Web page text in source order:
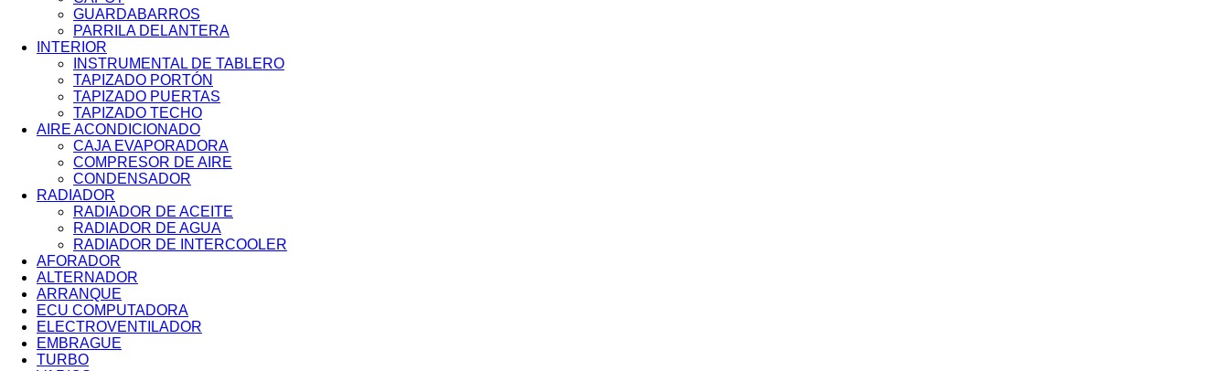
GUARDABARROS
PARRILA DELANTERA
INTERIOR
INSTRUMENTAL DE TABLERO
TAPIZADO PORTÓN
TAPIZADO PUERTAS
TAPIZADO TECHO
AIRE ACONDICIONADO
CAJA EVAPORADORA
COMPRESOR DE AIRE
CONDENSADOR
RADIADOR
RADIADOR DE ACEITE
RADIADOR DE AGUA
RADIADOR DE INTERCOOLER
AFORADOR
ALTERNADOR
ARRANQUE
ECU COMPUTADORA
ELECTROVENTILADOR
EMBRAGUE
TURBO